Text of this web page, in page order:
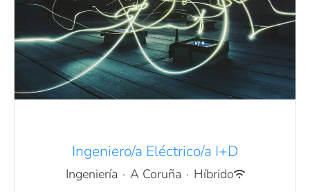
Ingeniero/a Eléctrico/a I+D
Ingeniería · A Coruña · Híbrido